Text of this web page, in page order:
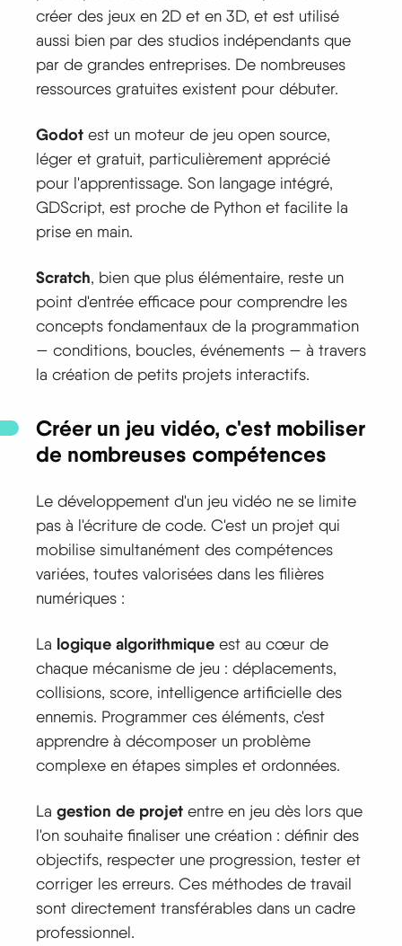
créer des jeux en 2D et en 3D, et est utilisé
aussi bien par des studios indépendants que
par de grandes entreprises. De nombreuses
ressources gratuites existent pour débuter.
Godot est un moteur de jeu open source,
léger et gratuit, particulièrement apprécié
pour l'apprentissage. Son langage intégré,
GDScript, est proche de Python et facilite la
prise en main.
Scratch, bien que plus élémentaire, reste un
point d'entrée efficace pour comprendre les
concepts fondamentaux de la programmation
— conditions, boucles, événements — à travers
la création de petits projets interactifs.
Créer un jeu vidéo, c'est mobiliser
de nombreuses compétences
Le développement d'un jeu vidéo ne se limite
pas à l'écriture de code. C'est un projet qui
mobilise simultanément des compétences
variées, toutes valorisées dans les filières
numériques :
La logique algorithmique est au cœur de
chaque mécanisme de jeu : déplacements,
collisions, score, intelligence artificielle des
ennemis. Programmer ces éléments, c'est
apprendre à décomposer un problème
complexe en étapes simples et ordonnées.
La gestion de projet entre en jeu dès lors que
l'on souhaite finaliser une création : définir des
objectifs, respecter une progression, tester et
corriger les erreurs. Ces méthodes de travail
sont directement transférables dans un cadre
professionnel.